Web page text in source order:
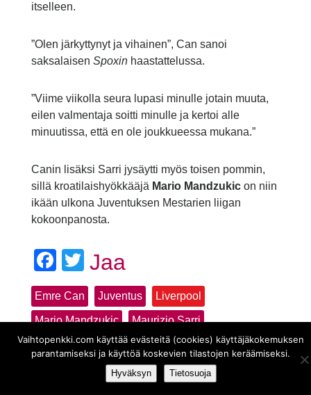
itselleen.
”Olen järkyttynyt ja vihainen”, Can sanoi
saksalaisen Spoxinhaastattelussa.
”Viime viikolla seura lupasi minulle jotain muuta,
eilen valmentaja soitti minulle ja kertoi alle
minuutissa, että en ole joukkueessa mukana.”
Canin lisäksi Sarri jysäytti myös toisen pommin,
sillä kroatilaishyökkääjä Mario Mandzukicon niin
ikään ulkona Juventuksen Mestarien liigan
kokoonpanosta.
Facebook
Twitter
Jaa
Emre Can Juventus Liverpool
Mario Mandzukic Maurizio Sarri
Vaihtopenkki.com käyttää evästeitä (cookies) käyttäjäkokemuksen
parantamiseksi ja käyttöä koskevien tilastojen keräämiseksi.
Hyväksyn Tietosuoja